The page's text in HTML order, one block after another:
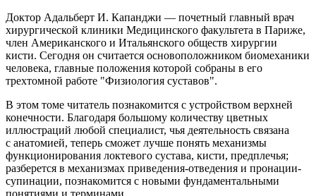
Доктор Адальберт И. Капанджи — почетный главный врач
хирургической клиники Медицин­ского факультета в Париже,
член Американского и Итальянского обществ хирургии
кисти. Сегодня он считается основоположником биомеханики
человека, главные положения которой собраны в его
трехтомной работе "Физиологи­я суставов".
В этом томе читатель познакомится с устройством верхне­й
конечности. Благодаря большому количеству цветных
иллюстраций любой специалист, чья деятельность связана
с анатомией, теперь сможет лучше понять механизмы
функционирования локтевого сустава, кисти, предплечья;
разберется в механизмах приведения-отведения и пронации-
супинации, познакомится с новыми фундаментальными
понятиями и терминами.